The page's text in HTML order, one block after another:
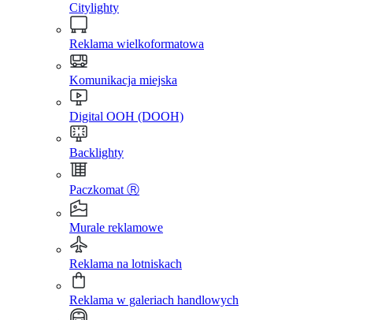
Citylighty
Reklama wielkoformatowa
Komunikacja miejska
Digital OOH (DOOH)
Backlighty
Paczkomat Ⓡ
Murale reklamowe
Reklama na lotniskach
Reklama w galeriach handlowych